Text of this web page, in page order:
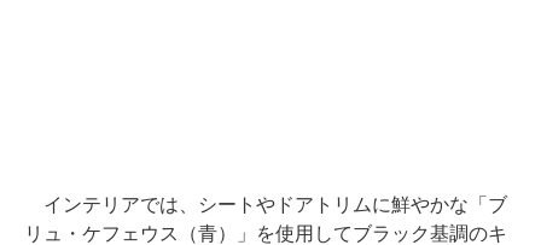
インテリアでは、シートやドアトリムに鮮やかな「ブ
リュ・ケフェウス（青）」を使用してブラック基調のキ